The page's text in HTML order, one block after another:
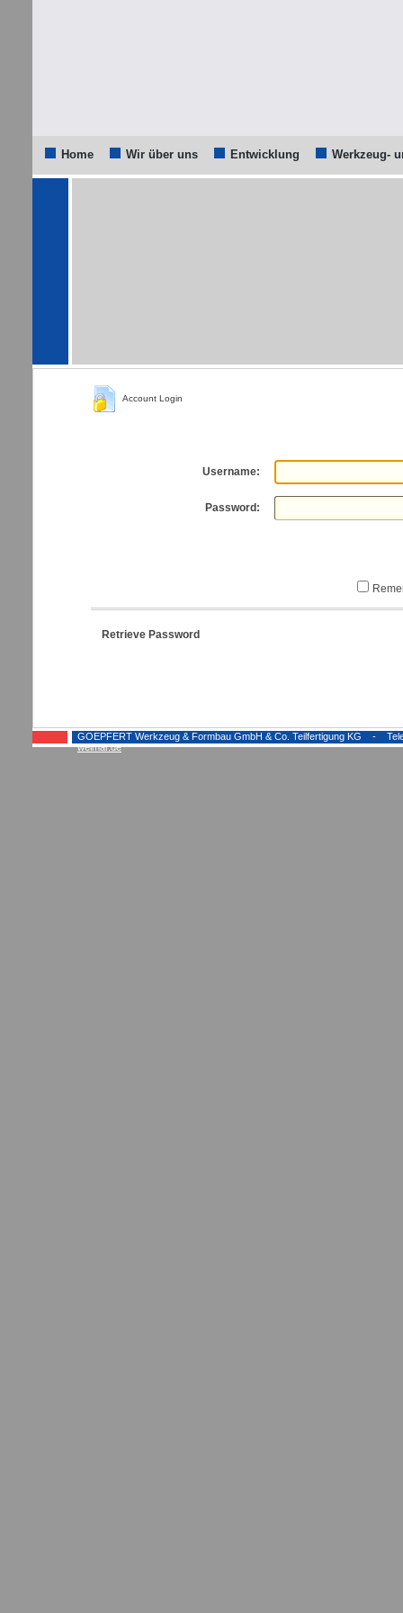
Home Wir über uns Entwicklung Werkzeug-
Account Login
Username:
Password:
Retrieve Password
GOEPFERT Werkzeug & Formbau GmbH & Co. Teilfertigung KG -
weimar.de